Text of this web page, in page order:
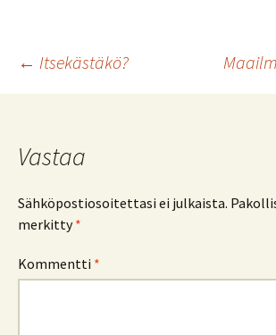
Artikkelien
← Itsekästäkö?
Vastaa
Sähköpostiosoitettasi ei julkaista.
merkitty*
Kommentti *